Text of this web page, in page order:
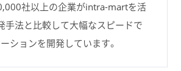
社以上の企業がintra-martを活
手法と比較して大幅なスピードで
ションを開発しています。